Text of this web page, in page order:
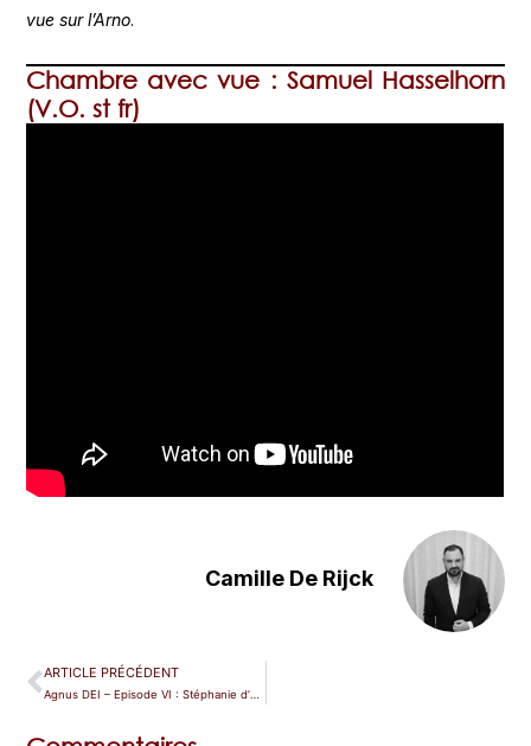
vue sur l’Arno.
Chambre avec vue : Samuel Hasselhorn
(V.O. st fr)
Camille De Rijck
ARTICLE PRÉCÉDENT